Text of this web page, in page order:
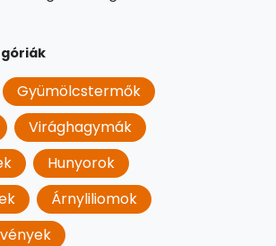
Gyümölcstermők
Virághagymák
Hunyorok
Árnyliliomok